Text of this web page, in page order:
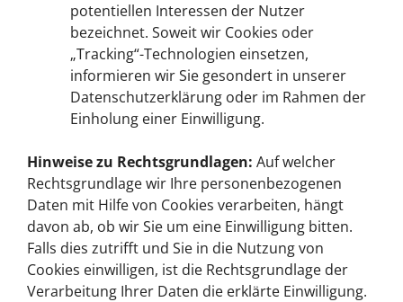
potentiellen Interessen der Nutzer
bezeichnet. Soweit wir Cookies oder
„Tracking“-Technologien einsetzen,
informieren wir Sie gesondert in unserer
Datenschutzerklärung oder im Rahmen der
Einholung einer Einwilligung.
Hinweise zu Rechtsgrundlagen: Auf welcher
Rechtsgrundlage wir Ihre personenbezogenen
Daten mit Hilfe von Cookies verarbeiten, hängt
davon ab, ob wir Sie um eine Einwilligung bitten.
Falls dies zutrifft und Sie in die Nutzung von
Cookies einwilligen, ist die Rechtsgrundlage der
Verarbeitung Ihrer Daten die erklärte Einwilligung.